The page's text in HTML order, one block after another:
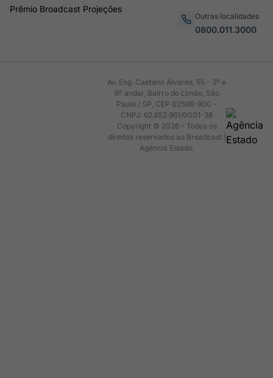
Prêmio Broadcast Projeções
Outras localidades
0800.011.3000
Av. Eng. Caetano Álvares, 55 - 3º e
6º andar, Bairro do Limão, São
Paulo / SP, CEP 02598-900 -
CNPJ: 62.652.961/0001-38
Copyright © 2026 - Todos os
direitos reservados ao Broadcast |
Agência Estado.